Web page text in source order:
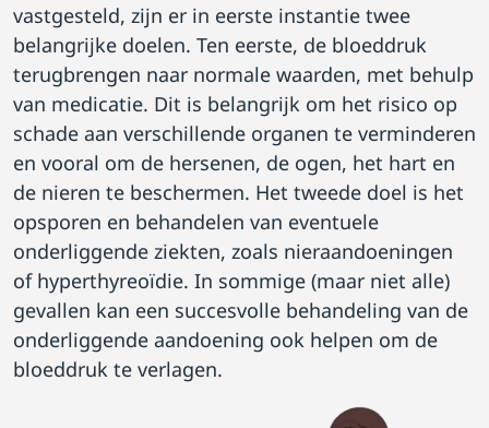
vastgesteld, zijn er in eerste instantie twee
belangrijke doelen. Ten eerste, de bloeddruk
terugbrengen naar normale waarden, met behulp
van medicatie. Dit is belangrijk om het risico op
schade aan verschillende organen te verminderen
en vooral om de hersenen, de ogen, het hart en
de nieren te beschermen. Het tweede doel is het
opsporen en behandelen van eventuele
onderliggende ziekten, zoals nieraandoeningen
of hyperthyreoïdie. In sommige (maar niet alle)
gevallen kan een succesvolle behandeling van de
onderliggende aandoening ook helpen om de
bloeddruk te verlagen.